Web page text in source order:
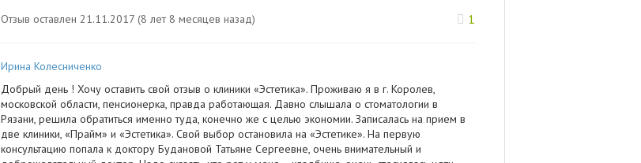
Отзыв оставлен 21.11.2017 (8 лет 8 месяцев назад) 1
Ирина Колесниченко
Добрый день ! Хочу оставить свой отзыв о клиники «Эстетика». Проживаю я в г. Королев,
московской области, пенсионерка, правда работающая. Давно слышала о стоматологии в
Рязани, решила обратиться именно туда, конечно же с целью экономии. Записалась на прием в
две клиники, «Прайм» и «Эстетика». Свой выбор остановила на «Эстетике». На первую
консультацию попала к доктору Будановой Татьяне Сергеевне, очень внимательный и